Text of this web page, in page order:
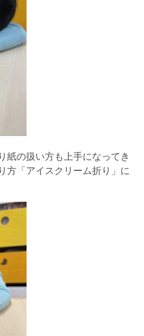
紙の扱い方も上手になってき
方「アイスクリーム折り」に